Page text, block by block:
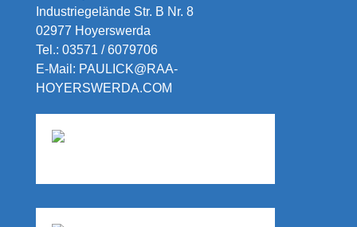
Industriegelände Str. B Nr. 8
02977 Hoyerswerda
Tel.: 03571 / 6079706
E-Mail: PAULICK@RAA-
HOYERSWERDA.COM